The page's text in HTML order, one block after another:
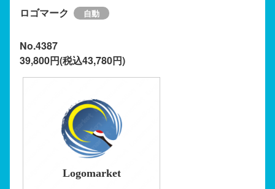
ロゴマーク
No.4387
39,800円(税込43,780円)
Logomarket